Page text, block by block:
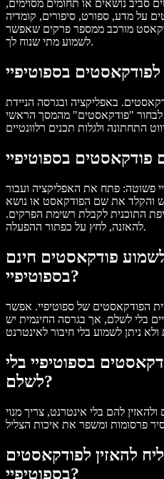
סביב נושאים או תחומים מסוימים,
על מדע, ספורט, סיפורים, קומדיה
מורכב ממספר פרקים שאפשר
לשמוע מתי שנוח לך.
באפליקציה ובגרסה הניידת
לבחור "פודקאסטים" מהמסך הראשי
פשוטה: פתח את האפליקציה ועבור
והקלד את שם הפודקאסט או נושא
התוכנית לקבלת רשימת הפרקים.
להאזנה, לחץ על כפתור ההפעלה.
פודקאסטים חינם
בספוטיפיי?
הפודקאסטים של ספוטיפיי. אפשר
בלי לשלם, אך בגרסה החינמית יש
בספוטיפיי בלי
לשלם?
להם בלי אינטרנט, צריך מנוי
להאזין לפודקאסטים
בספוטיפיי?